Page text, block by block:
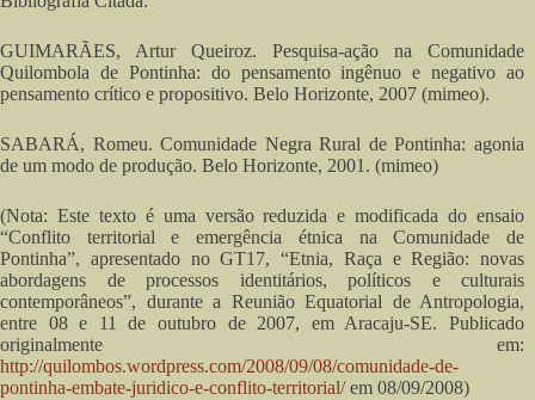
GUIMARÃES, Artur Queiroz. Pesquisa-ação na Comunidade
Quilombola de Pontinha: do pensamento ingênuo e negativo ao
pensamento crítico e propositivo. Belo Horizonte, 2007 (mimeo).
SABARÁ, Romeu. Comunidade Negra Rural de Pontinha: agonia
de um modo de produção. Belo Horizonte, 2001. (mimeo)
(Nota: Este texto é uma versão reduzida e modificada do ensaio
“Conflito territorial e emergência étnica na Comunidade de
Pontinha”, apresentado no GT17, “Etnia, Raça e Região: novas
abordagens de processos identitários, políticos e culturais
contemporâneos”, durante a Reunião Equatorial de Antropologia,
entre 08 e 11 de outubro de 2007, em Aracaju-SE. Publicado
originalmente em:
http://quilombos.wordpress.com/2008/09/08/comunidade-de-
pontinha-embate-juridico-e-conflito-territorial/em 08/09/2008)